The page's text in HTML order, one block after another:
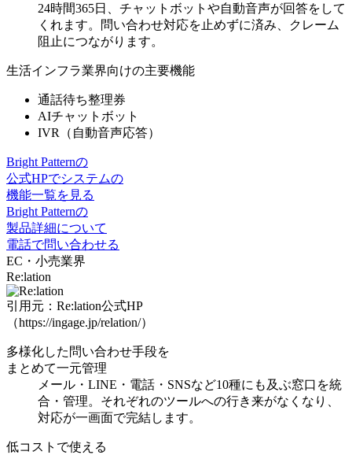
24時間365日、チャットボットや自動音声が回答をして
くれます。
問い合わせ対応を止めずに済み、クレーム
阻止につながります。
生活インフラ業界向けの主要機能
通話待ち整理券
AIチャットボット
IVR（自動音声応答）
Bright Patternの
公式HPでシステムの
機能一覧を見る
Bright Patternの
製品詳細について
電話で問い合わせる
EC・小売業界
Re:lation
引用元：Re:lation公式HP
（https://ingage.jp/relation/）
多様化した問い合わせ手段を
まとめて一元管理
メール・LINE・電話・SNSなど10種にも及ぶ窓口を統
合・管理。それぞれのツールへの行き来がなくなり、
対応が一画面で完結します。
低コストで使える